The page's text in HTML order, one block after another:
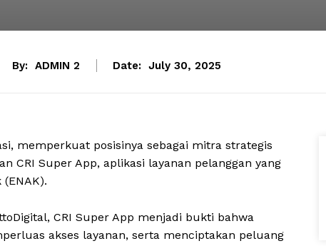
By: ADMIN 2 Date: July 30, 2025
memperkuat posisinya sebagai mitra strategis
CRI Super App, aplikasi layanan pelanggan yang
CRI Super App menjadi bukti bahwa
akses layanan, serta menciptakan peluang